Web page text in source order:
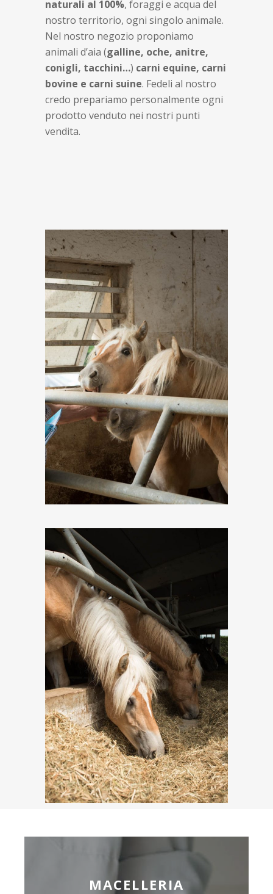
naturali al 100%, foraggi e acqua del
nostro territorio, ogni singolo animale.
Nel nostro negozio proponiamo
animali d’aia (galline, oche, anitre,
conigli, tacchini…) carni equine, carni
bovine e carni suine. Fedeli al nostro
credo prepariamo personalmente ogni
prodotto venduto nei nostri punti
vendita.
MACELLERIA